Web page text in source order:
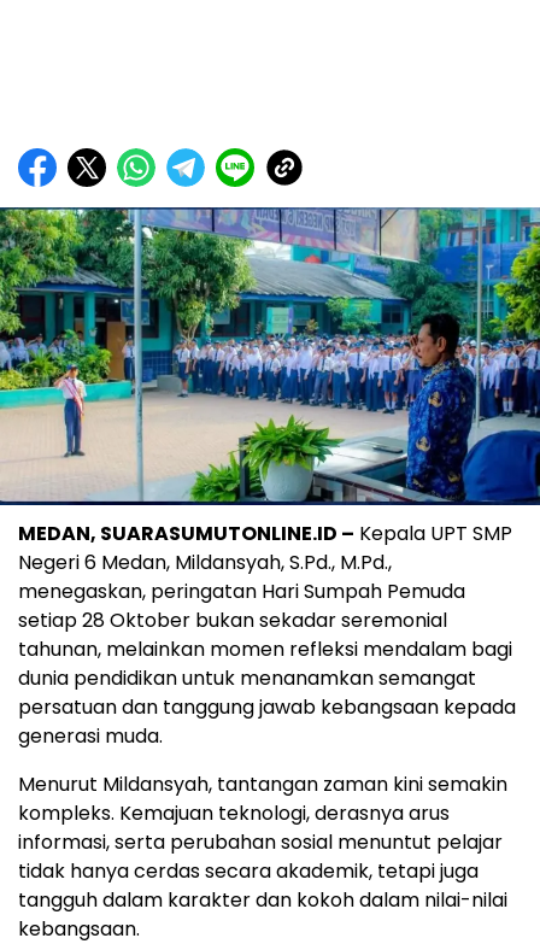
MEDAN, SUARASUMUTONLINE.ID – Kepala UPT SMP
Negeri 6 Medan, Mildansyah, S.Pd., M.Pd.,
menegaskan, peringatan Hari Sumpah Pemuda
setiap 28 Oktober bukan sekadar seremonial
tahunan, melainkan momen refleksi mendalam bagi
dunia pendidikan untuk menanamkan semangat
persatuan dan tanggung jawab kebangsaan kepada
generasi muda.
Menurut Mildansyah, tantangan zaman kini semakin
kompleks. Kemajuan teknologi, derasnya arus
informasi, serta perubahan sosial menuntut pelajar
tidak hanya cerdas secara akademik, tetapi juga
tangguh dalam karakter dan kokoh dalam nilai-nilai
kebangsaan.